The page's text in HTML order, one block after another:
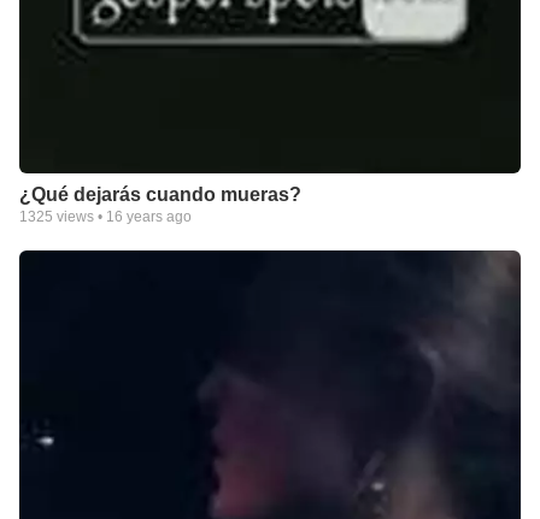
¿Qué dejarás cuando mueras?
1325 views • 16 years ago